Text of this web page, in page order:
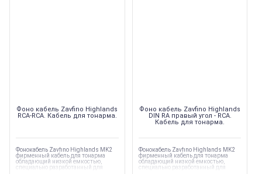
Фоно кабель Zavfino Highlands
RCA-RCA. Кабель для тонарма.
Фонокабель Zavfino Highlands MK2
фирменный кабель для тонарма
обладающий низкой емкостью,
специально разработанный для
Фоно кабель Zavfino Highlands
DIN RA правый угол - RCA.
Кабель для тонарма.
Фонокабель Zavfino Highlands MK2
фирменный кабель для тонарма
обладающий низкой емкостью,
специально разработанный для